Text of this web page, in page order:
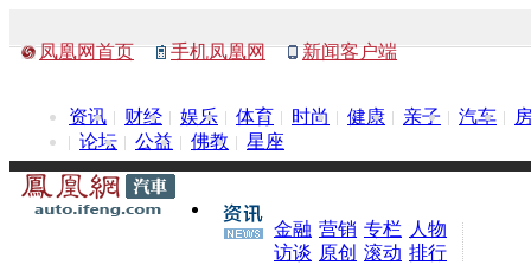
凤凰网首页 手机凤凰网 新闻客户端
资讯 财经 娱乐 体育 时尚 健康 亲子 汽车
论坛
公益 佛教 星座
金融 营销 专栏 人物
访谈 原创 滚动 排行